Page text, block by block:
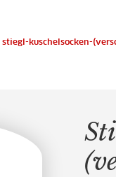
stiegl-kuschelsocken-